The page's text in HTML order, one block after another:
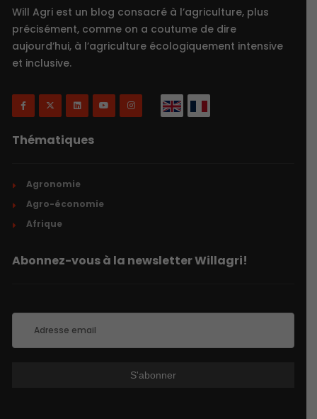
Will Agri est un blog consacré à l’agriculture, plus
précisément, comme on a coutume de dire
aujourd’hui, à l’agriculture écologiquement intensive
et inclusive.
Thématiques
Agronomie
Agro-économie
Afrique
Abonnez-vous à la newsletter Willagri!